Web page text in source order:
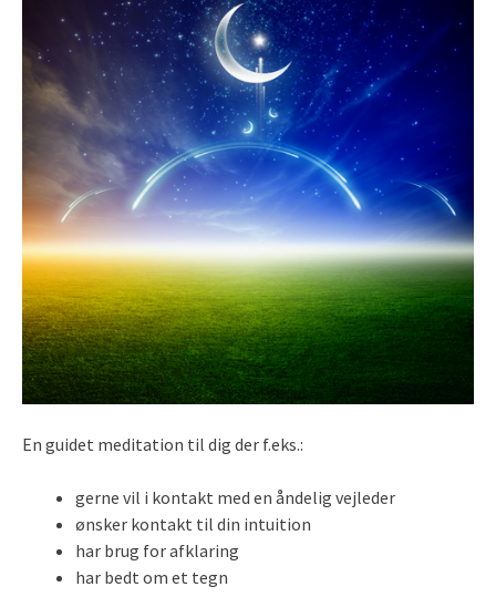
En guidet meditation til dig der f.eks.:
gerne vil i kontakt med en åndelig vejleder
ønsker kontakt til din intuition
har brug for afklaring
har bedt om et tegn